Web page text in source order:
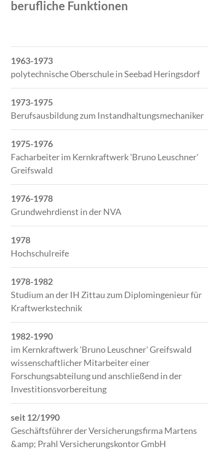
berufliche Funktionen
Zeitraum
Tätigkeit
1963-1973
polytechnische Oberschule in Seebad Heringsdorf
1973-1975
Berufsausbildung zum Instandhaltungsmechaniker
1975-1976
Facharbeiter im Kernkraftwerk 'Bruno Leuschner'
Greifswald
1976-1978
Grundwehrdienst in der NVA
1978
Hochschulreife
1978-1982
Studium an der IH Zittau zum Diplomingenieur für
Kraftwerkstechnik
1982-1990
im Kernkraftwerk 'Bruno Leuschner' Greifswald
wissenschaftlicher Mitarbeiter einer
Forschungsabteilung und anschließend in der
Investitionsvorbereitung
seit 12/1990
Geschäftsführer der Versicherungsfirma Martens
&amp; Prahl Versicherungskontor GmbH